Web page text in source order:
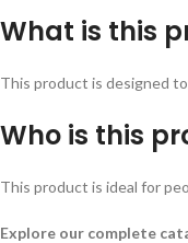
What is this
This product is designed
Who is this
This product is ideal for
Explore our complete